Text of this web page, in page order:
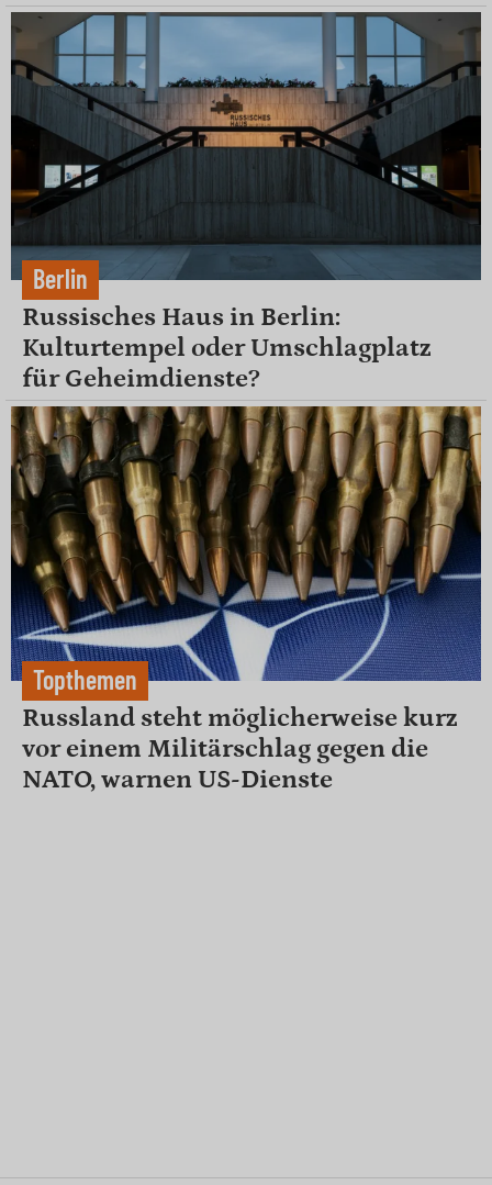
Berlin
Russisches Haus in Berlin:
Kulturtempel oder Umschlagplatz
für Geheimdienste?
Topthemen
Russland steht möglicherweise kurz
vor einem Militärschlag gegen die
NATO, warnen US-Dienste